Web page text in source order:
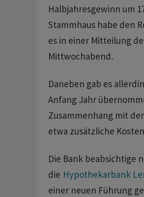
Halbjahresgewinn um
Stammhaus habe den
es in einer Mitteilung
Mittwochabend.
Daneben gab es
Anfang Jahr
Zusammenhang mit
etwa zusätzliche
Die Bank beabsichtige
die Hypothekarbank
einer neuen Führung